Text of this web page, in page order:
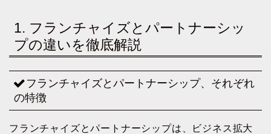
1. フランチャイズとパートナーシッ
プの違いを徹底解説
フランチャイズとパートナーシップ、それぞれ
の特徴
フランチャイズとパートナーシップは、ビジネス拡大